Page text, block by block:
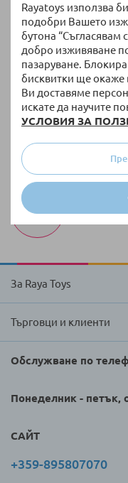
Rayatoys използва
подобри Вашето
бутона
добро изживяване
пазаруване.
бисквитки ще окаже
Ви доставяме
искате да научите
УСЛОВИЯ ЗА
Връщане и
14 дни
въпроси
Безплатна
За поръчки
кг
Бърза
Доставка
За Raya Toys
Търговци и клиенти
Обслужване по
Понеделник - петък,
САЙТ
+359-895807070